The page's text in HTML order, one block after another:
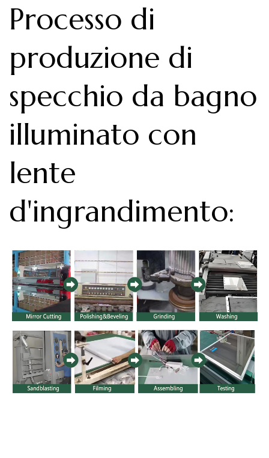
Processo di
produzione di
specchio da bagno
illuminato con
lente
d'ingrandimento: